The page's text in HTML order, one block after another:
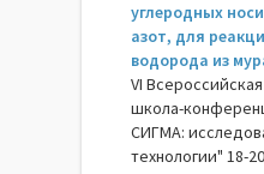
углеродных
азот, для
водорода из
VI
школа-
СИГМА:
технологии" 18-